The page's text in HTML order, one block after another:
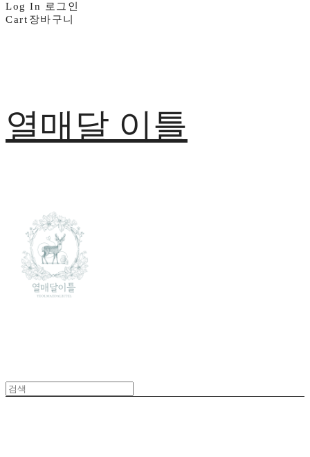
Log In
로그인
Cart 장바구니
열매달 이틀